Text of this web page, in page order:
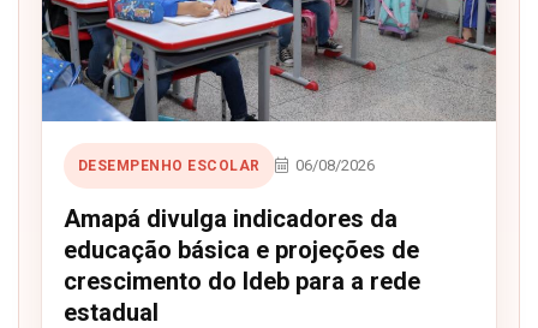
DESEMPENHO ESCOLAR 06/08/2026
Amapá divulga indicadores da
educação básica e projeções de
crescimento do Ideb para a rede
estadual